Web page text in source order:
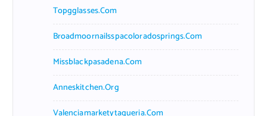
Topgglasses.com
Broadmoornailsspacoloradosprings.com
Missblackpasadena.com
Anneskitchen.org
Valenciamarketytaqueria.com